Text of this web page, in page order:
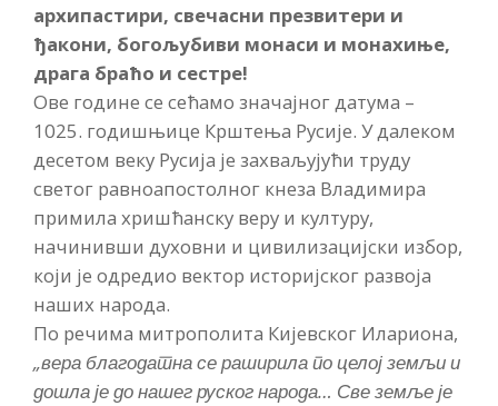
архипастири, свечасни презвитери и
ђакони, богољубиви монаси и монахиње,
драга браћо и сестре!
Ове године се сећамо значајног датума –
1025. годишњице Крштења Русије. У далеком
десетом веку Русија је захваљујући труду
светог равноапостолног кнеза Владимира
примила хришћанску веру и културу,
начинивши духовни и цивилизацијски избор,
који је одредио вектор историјског развоја
наших народа.
По речима митрополита Кијевског Илариона,
„вера благодатна се раширила по целој земљи и
дошла је до нашег руског народа… Све земље је